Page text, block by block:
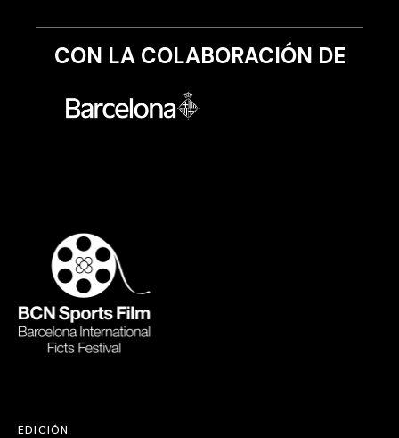
CON LA COLABORACIÓN DE
EDICIÓN